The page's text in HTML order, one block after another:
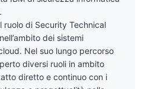
ruolo di Security Technical
dei sistemi
Nel suo lungo percorso
diversi ruoli in ambito
diretto e continuo con i